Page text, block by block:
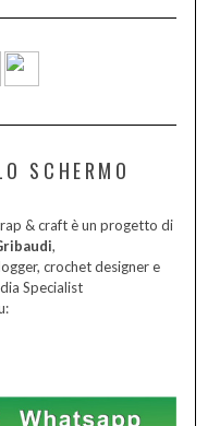
SCHERMO
& craft è un progetto di
,
crochet designer e
Specialist